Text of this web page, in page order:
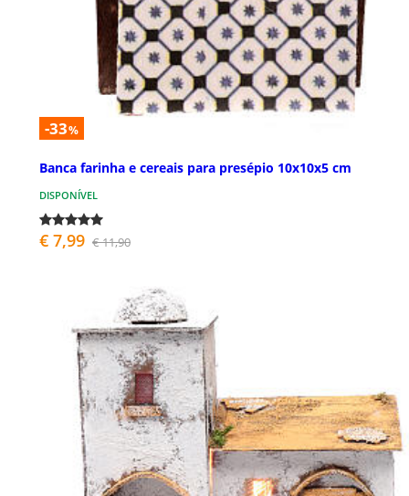
-33%
Banca farinha e cereais para presépio 10x10x5 cm
DISPONÍVEL
€ 7,99 € 11,90